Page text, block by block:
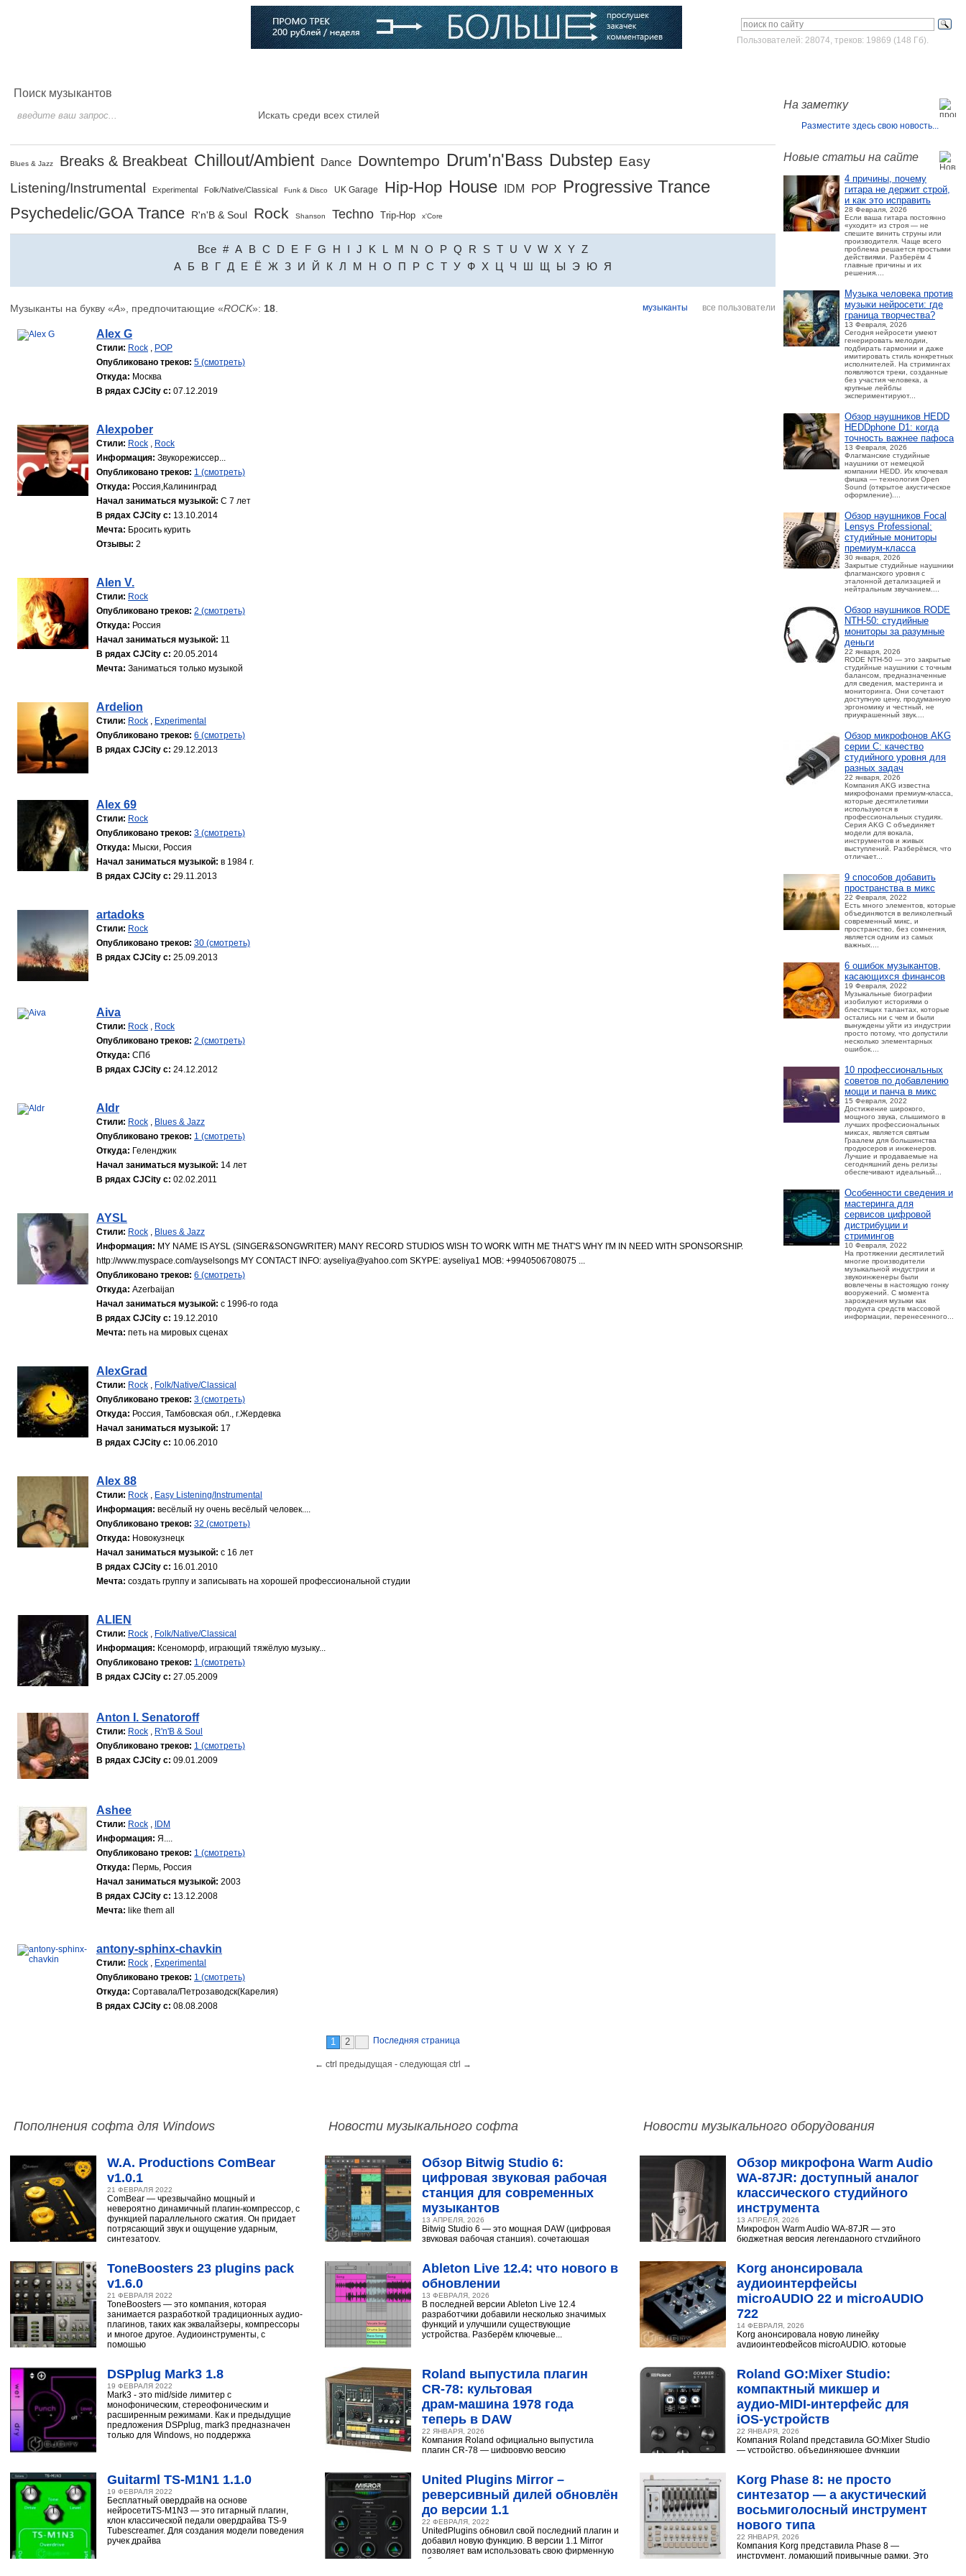
Пользователей: 28074, треков: 19869 (148 Гб).
На заметку
Разместите здесь свою новость...
Новые статьи на сайте
4 причины, почему
гитара не держит строй,
и как это исправить
28 Февраля, 2026
Если ваша гитара постоянно
«уходит» из строя — не
спешите винить струны или
производителя. Чаще всего
проблема решается простыми
действиями. Разберём 4
главные причины и их
решения....
Музыка человека против
музыки нейросети: где
граница творчества?
13 Февраля, 2026
Сегодня нейросети умеют
генерировать мелодии,
подбирать гармонии и даже
имитировать стиль конкретных
исполнителей. На стримингах
появляются треки, созданные
без участия человека, а
крупные лейблы
экспериментируют...
Обзор наушников HEDD
HEDDphone D1: когда
точность важнее пафоса
13 Февраля, 2026
Флагманские студийные
наушники от немецкой
компании HEDD. Их ключевая
фишка — технология Open
Sound (открытое акустическое
оформление)....
Обзор наушников Focal
Lensys Professional:
студийные мониторы
премиум‑класса
30 января, 2026
Закрытые студийные наушники
флагманского уровня с
эталонной детализацией и
нейтральным звучанием....
Обзор наушников RODE
NTH-50: студийные
мониторы за разумные
деньги
22 января, 2026
RODE NTH-50 — это закрытые
студийные наушники с точным
балансом, предназначенные
для сведения, мастеринга и
мониторинга. Они сочетают
доступную цену, продуманную
эргономику и честный, не
приукрашенный звук....
Обзор микрофонов AKG
серии C: качество
студийного уровня для
разных задач
22 января, 2026
Компания AKG известна
микрофонами премиум-класса,
которые десятилетиями
используются в
профессиональных студиях.
Серия AKG C объединяет
модели для вокала,
инструментов и живых
выступлений. Разберёмся, что
отличает...
9 способов добавить
пространства в микс
22 Февраля, 2022
Есть много элементов, которые
объединяются в великолепный
современный микс, и
пространство, без сомнения,
является одним из самых
важных....
6 ошибок музыкантов,
касающихся финансов
19 Февраля, 2022
Музыкальные биографии
изобилуют историями о
блестящих талантах, которые
остались ни с чем и были
вынуждены уйти из индустрии
просто потому, что допустили
несколько элементарных
ошибок....
10 профессиональных
советов по добавлению
мощи и панча в микс
15 Февраля, 2022
Достижение широкого,
мощного звука, слышимого в
лучших профессиональных
миксах, является святым
Граалем для большинства
продюсеров и инженеров.
Лучшие и продаваемые на
сегодняшний день релизы
обеспечивают идеальный...
Особенности сведения и
мастеринга для
сервисов цифровой
дистрибуции и
стримингов
10 Февраля, 2022
На протяжении десятилетий
многие производители
музыкальной индустрии и
звукоинженеры были
вовлечены в настоящую гонку
вооружений. С момента
зарождения музыки как
продукта средств массовой
информации, перенесенного...
Поиск музыкантов
Искать среди всех стилей
Blues & Jazz Breaks & Breakbeat Chillout/Ambient Dance Downtempo Drum'n'Bass Dubstep Easy
Listening/Instrumental
Experimental Folk/Native/Classical Funk & Disco UK Garage Hip-Hop House IDM POP Progressive Trance
Psychedelic/GOA Trance R'n'B & Soul Rock Shanson Techno Trip-Hop x'Core
Все # A B C D E F G H I J K L M N O P Q R S T U V W X Y Z
A Б В Г Д Е Ё Ж З И Й К Л М Н О П Р С Т У Ф Х Ц Ч Ш Щ Ы Э Ю Я
Музыканты на букву «A», предпочитающие «ROCK»: 18 все пользователи
музыканты
Alex G
Стили: Rock , POP
Опубликовано треков: 5 (смотреть)
Откуда: Москва
В рядах CJCity с: 07.12.2019
Alexpober
Стили: Rock , Rock
Информация: Звукорежиссер...
Опубликовано треков: 1 (смотреть)
Откуда: Россия,Калининград
Начал заниматься музыкой: С 7 лет
В рядах CJCity с: 13.10.2014
Мечта: Бросить курить
Отзывы: 2
Alen V.
Стили: Rock
Опубликовано треков: 2 (смотреть)
Откуда: Россия
Начал заниматься музыкой: 11
В рядах CJCity с: 20.05.2014
Мечта: Заниматься только музыкой
Ardelion
Стили: Rock , Experimental
Опубликовано треков: 6 (смотреть)
В рядах CJCity с: 29.12.2013
Alex 69
Стили: Rock
Опубликовано треков: 3 (смотреть)
Откуда: Мыски, Россия
Начал заниматься музыкой: в 1984 г.
В рядах CJCity с: 29.11.2013
artadoks
Стили: Rock
Опубликовано треков: 30 (смотреть)
В рядах CJCity с: 25.09.2013
Aiva
Стили: Rock , Rock
Опубликовано треков: 2 (смотреть)
Откуда: СПб
В рядах CJCity с: 24.12.2012
Aldr
Стили: Rock , Blues & Jazz
Опубликовано треков: 1 (смотреть)
Откуда: Геленджик
Начал заниматься музыкой: 14 лет
В рядах CJCity с: 02.02.2011
AYSL
Стили: Rock , Blues & Jazz
Информация: MY NAME IS AYSL (SINGER&SONGWRITER) MANY RECORD STUDIOS WISH TO WORK WITH ME THAT'S WHY I'M IN NEED WITH SPONSORSHIP.
http://www.myspace.com/ayselsongs MY CONTACT INFO: ayseliya@yahoo.com SKYPE: ayseliya1 MOB: +9940506708075 ...
Опубликовано треков: 6 (смотреть)
Откуда: Azerbaijan
Начал заниматься музыкой: с 1996-го года
В рядах CJCity с: 19.12.2010
Мечта: петь на мировых сценах
AlexGrad
Стили: Rock , Folk/Native/Classical
Опубликовано треков: 3 (смотреть)
Откуда: Россия, Тамбовская обл., г.Жердевка
Начал заниматься музыкой: 17
В рядах CJCity с: 10.06.2010
Alex 88
Стили: Rock , Easy Listening/Instrumental
Информация: весёлый ну очень весёлый человек....
Опубликовано треков: 32 (смотреть)
Откуда: Новокузнецк
Начал заниматься музыкой: с 16 лет
В рядах CJCity с: 16.01.2010
Мечта: создать группу и записывать на хорошей профессиональной студии
ALIEN
Стили: Rock , Folk/Native/Classical
Информация: Ксеноморф, играющий тяжёлую музыку...
Опубликовано треков: 1 (смотреть)
В рядах CJCity с: 27.05.2009
Anton I. Senatoroff
Стили: Rock , R'n'B & Soul
Опубликовано треков: 1 (смотреть)
В рядах CJCity с: 09.01.2009
Ashee
Стили: Rock , IDM
Информация: Я....
Опубликовано треков: 1 (смотреть)
Откуда: Пермь, Россия
Начал заниматься музыкой: 2003
В рядах CJCity с: 13.12.2008
Мечта: like them all
antony-sphinx-chavkin
Стили: Rock , Experimental
Опубликовано треков: 1 (смотреть)
Откуда: Сортавала/Петрозаводск(Карелия)
В рядах CJCity с: 08.08.2008
1 2 Последняя страница
← ctrl предыдущая - следующая ctrl →
Пополнения софта для Windows
W.A. Productions ComBear
v1.0.1
21 ФЕВРАЛЯ 2022
ComBear — чрезвычайно мощный и
невероятно динамичный плагин-компрессор, с
функцией параллельного сжатия. Он придает
потрясающий звук и ощущение ударным,
синтезатору,
ToneBoosters 23 plugins pack
v1.6.0
21 ФЕВРАЛЯ 2022
ToneBoosters — это компания, которая
занимается разработкой традиционных аудио-
плагинов, таких как эквалайзеры, компрессоры
и многое другое. Аудиоинструменты, с
помощью
DSPplug Mark3 1.8
19 ФЕВРАЛЯ 2022
Mark3 - это mid/side лимитер с
монофоническим, стереофоническим и
расширенным режимами. Как и предыдущие
предложения DSPplug, mark3 предназначен
только для Windows, но поддержка
Guitarml TS-M1N1 1.1.0
19 ФЕВРАЛЯ 2022
Бесплатный овердрайв на основе
нейросетиTS-M1N3 — это гитарный плагин,
клон классической педали овердрайва TS-9
Tubescreamer. Для создания модели поведения
ручек драйва
Новости музыкального софта
Обзор Bitwig Studio 6:
цифровая звуковая рабочая
станция для современных
музыкантов
13 АПРЕЛЯ, 2026
Bitwig Studio 6 — это мощная DAW (цифровая
звуковая рабочая станция), сочетающая
Ableton Live 12.4: что нового в
обновлении
13 ФЕВРАЛЯ, 2026
В последней версии Ableton Live 12.4
разработчики добавили несколько значимых
функций и улучшили существующие
устройства. Разберём ключевые...
Roland выпустила плагин
CR‑78: культовая
драм‑машина 1978 года
теперь в DAW
22 ЯНВАРЯ, 2026
Компания Roland официально выпустила
плагин CR-78 — цифровую версию
United Plugins Mirror –
реверсивный дилей обновлён
до версии 1.1
22 ФЕВРАЛЯ, 2022
UnitedPlugins обновил свой последний плагин и
добавил новую функцию. В версии 1.1 Mirror
позволяет вам использовать свою фирменную
обратную...
Новости музыкального оборудования
Обзор микрофона Warm Audio
WA‑87JR: доступный аналог
классического студийного
инструмента
13 АПРЕЛЯ, 2026
Микрофон Warm Audio WA‑87JR — это
бюджетная версия легендарного студийного
Korg анонсировала
аудиоинтерфейсы
microAUDIO 22 и microAUDIO
722
14 ФЕВРАЛЯ, 2026
Korg анонсировала новую линейку
аудиоинтерфейсов microAUDIO, которые
Roland GO:Mixer Studio:
компактный микшер и
аудио‑MIDI‑интерфейс для
iOS‑устройств
22 ЯНВАРЯ, 2026
Компания Roland представила GO:Mixer Studio
— устройство, объединяющее функции
Korg Phase 8: не просто
синтезатор — а акустический
восьмиголосный инструмент
нового типа
22 ЯНВАРЯ, 2026
Компания Korg представила Phase 8 —
инструмент, ломающий привычные рамки. Это